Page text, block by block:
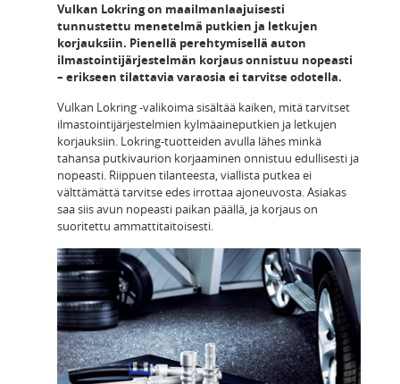
Vulkan Lokring on maailmanlaajuisesti
tunnustettu menetelmä putkien ja letkujen
korjauksiin. Pienellä perehtymisellä auton
ilmastointijärjestelmän korjaus onnistuu nopeasti
– erikseen tilattavia varaosia ei tarvitse odotella.
Vulkan Lokring -valikoima sisältää kaiken, mitä tarvitset
ilmastointijärjestelmien kylmäaineputkien ja letkujen
korjauksiin. Lokring-tuotteiden avulla lähes minkä
tahansa putkivaurion korjaaminen onnistuu edullisesti ja
nopeasti. Riippuen tilanteesta, viallista putkea ei
välttämättä tarvitse edes irrottaa ajoneuvosta. Asiakas
saa siis avun nopeasti paikan päällä, ja korjaus on
suoritettu ammattitaitoisesti.